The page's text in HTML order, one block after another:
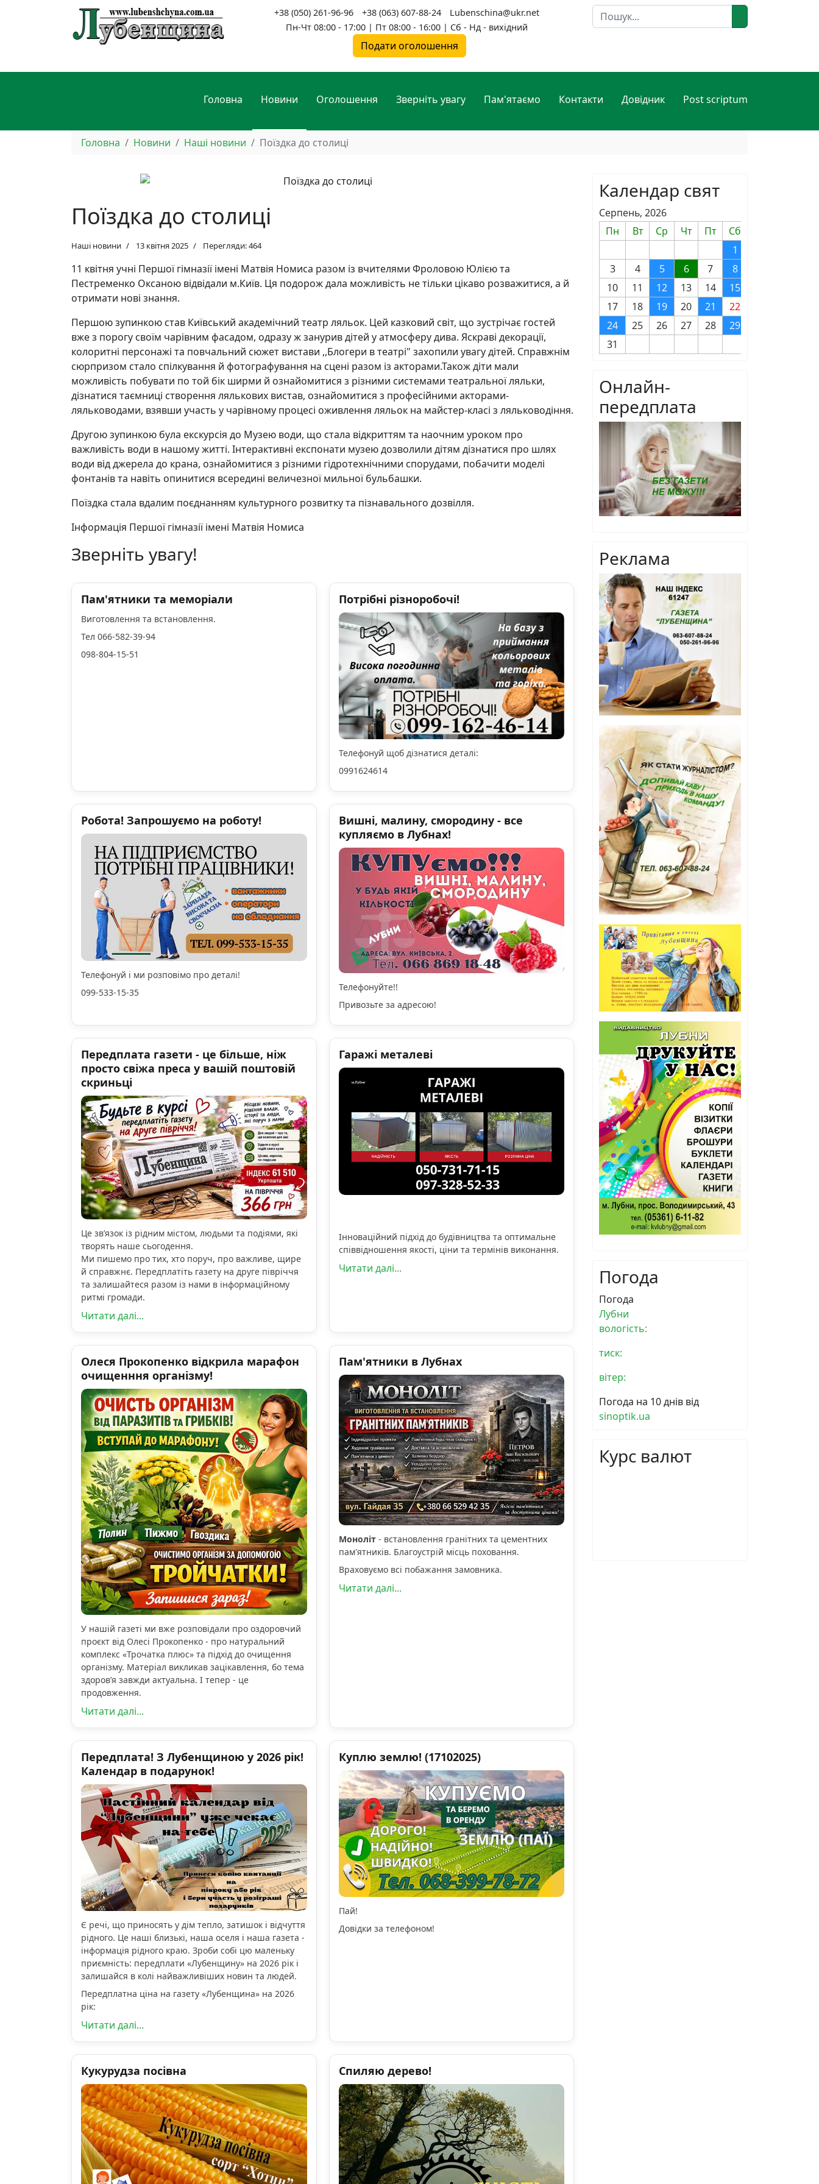
+38 (050) 261-96-96 +38 (063) 607-88-24
Lubenschina@ukr.net
Пн-Чт 08:00 - 17:00 | Пт 08:00 - 16:00 | Сб - Нд - вихідний
Подати оголошення
Пошук
Головна Новини Оголошення Зверніть увагу Пам'ятаємо Контакти Довідник Post scriptum
Головна Новини Наші новини Поїздка до столиці
Поїздка до столиці
Наші новини 13 квітня 2025 Перегляди: 464
11 квітня учні Першої гімназії імені Матвія Номиса разом із вчителями Фроловою Юлією та
Пестременко Оксаною відвідали м.Київ. Ця подорож дала можливість не тільки цікаво розважитися, а й
отримати нові знання.
Першою зупинкою став Київський академічний театр ляльок. Цей казковий світ, що зустрічає гостей
вже з порогу своїм чарівним фасадом, одразу ж занурив дітей у атмосферу дива. Яскраві декорації,
колоритні персонажі та повчальний сюжет вистави ,,Блогери в театрі" захопили увагу дітей. Справжнім
сюрпризом стало спілкування й фотографування на сцені разом із акторами.Також діти мали
можливість побувати по той бік ширми й ознайомитися з різними системами театральної ляльки,
дізнатися таємниці створення лялькових вистав, ознайомитися з професійними акторами-
ляльководами, взявши участь у чарівному процесі оживлення ляльок на майстер-класі з ляльководіння.
Другою зупинкою була екскурсія до Музею води, що стала відкриттям та наочним уроком про
важливість води в нашому житті. Інтерактивні експонати музею дозволили дітям дізнатися про шлях
води від джерела до крана, ознайомитися з різними гідротехнічними спорудами, побачити моделі
фонтанів та навіть опинитися всередині величезної мильної бульбашки.
Поїздка стала вдалим поєднанням культурного розвитку та пізнавального дозвілля.
Інформація Першої гімназії імені Матвія Номиса
Зверніть увагу!
Пам'ятники та меморіали
Виготовлення та встановлення.
Тел 066-582-39-94
098-804-15-51
Потрібні різноробочі!
Телефонуй щоб дізнатися деталі:
0991624614
Робота! Запрошуємо на роботу!
Телефонуй і ми розповімо про деталі!
099-533-15-35
Вишні, малину, смородину - все
купляємо в Лубнах!
Телефонуйте!!
Привозьте за адресою!
Передплата газети - це більше, ніж
просто свіжа преса у вашій поштовій
скриньці
Це зв’язок із рідним містом, людьми та подіями, які
творять наше сьогодення.
Ми пишемо про тих, хто поруч, про важливе, щире
й справжнє. Передплатіть газету на друге півріччя
та залишайтеся разом із нами в інформаційному
ритмі громади.
Читати далі...
Гаражі металеві
Інноваційний підхід до будівництва та оптимальне
співвідношення якості, ціни та термінів виконання.
Читати далі...
Олеся Прокопенко відкрила марафон
очищенння організму!
У нашій газеті ми вже розповідали про оздоровчий
проєкт від Олесі Прокопенко - про натуральний
комплекс «Трочатка плюс» та підхід до очищення
організму. Матеріал викликав зацікавлення, бо тема
здоров’я завжди актуальна. І тепер - це
продовження.
Читати далі...
Пам'ятники в Лубнах
Моноліт- встановлення гранітних та цементних
пам'ятників. Благоустрій місць поховання.
Враховуємо всі побажання замовника.
Читати далі...
Передплата! З Лубенщиною у 2026 рік!
Календар в подарунок!
Є речі, що приносять у дім тепло, затишок і відчуття
рідного. Це наші близькі, наша оселя і наша газета -
інформація рідного краю. Зроби собі цю маленьку
приємність: передплати «Лубенщину» на 2026 рік і
залишайся в колі найважливіших новин та людей.
Передплатна ціна на газету «Лубенщина» на 2026
рік:
Читати далі...
Куплю землю! (17102025)
Пай!
Довідки за телефоном!
Кукурудза посівна Спиляю дерево!
Календар свят
Серпень, 2026
Пн
Вт Ср Чт Пт Сб
1
3
4 5 6 7 8
10
11 12 13 14 15
17
18 19 20 21 22
24
25 26 27 28 29
31
Онлайн-
передплата
Реклама
Погода
Погода
Лубни
вологість:
тиск:
вітер:
Погода на 10 днів від
sinoptik.ua
Курс валют